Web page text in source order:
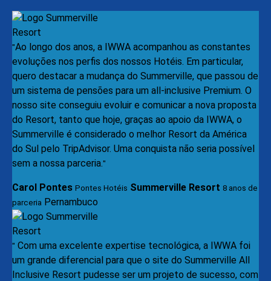
"Ao longo dos anos, a IWWA acompanhou as constantes
evoluções nos perfis dos nossos Hotéis. Em particular,
quero destacar a mudança do Summerville, que passou de
um sistema de pensões para um all-inclusive Premium. O
nosso site conseguiu evoluir e comunicar a nova proposta
do Resort, tanto que hoje, graças ao apoio da IWWA, o
Summerville é considerado o melhor Resort da América
do Sul pelo TripAdvisor. Uma conquista não seria possível
sem a nossa parceria."
Carol Pontes Pontes Hotéis Summerville Resort 8 anos de
parceria Pernambuco
" Com uma excelente expertise tecnológica, a IWWA foi
um grande diferencial para que o site do Summerville All
Inclusive Resort pudesse ser um projeto de sucesso, com